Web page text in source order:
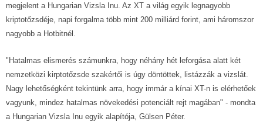
megjelent a Hungarian Vizsla Inu. Az XT a világ egyik legnagyobb
kriptotőzsdéje, napi forgalma több mint 200 milliárd forint, ami háromszor
nagyobb a Hotbitnél.
"Hatalmas elismerés számunkra, hogy néhány hét leforgása alatt két
nemzetközi kirptotőzsde szakértői is úgy döntöttek, listázzák a vizslát.
Nagy lehetőségként tekintünk arra, hogy immár a kínai XT-n is elérhetőek
vagyunk, mindez hatalmas növekedési potenciált rejt magában" - mondta
a Hungarian Vizsla Inu egyik alapítója, Gülsen Péter.